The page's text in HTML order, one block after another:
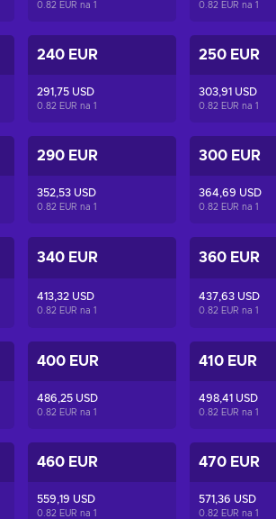
0.82 EUR na1 0.82 EUR na1
240 EUR
291,75 USD
0.82 EUR na1
250 EUR
303,91 USD
0.82 EUR na1
290 EUR
352,53 USD
0.82 EUR na1
300 EUR
364,69 USD
0.82 EUR na1
340 EUR
413,32 USD
0.82 EUR na1
360 EUR
437,63 USD
0.82 EUR na1
400 EUR
486,25 USD
0.82 EUR na1
410 EUR
498,41 USD
0.82 EUR na1
460 EUR
559,19 USD
0.82 EUR na1
470 EUR
571,36 USD
0.82 EUR na1